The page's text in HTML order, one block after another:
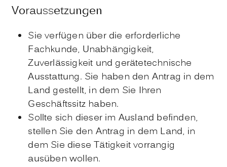
Voraussetzungen
Sie verfügen über die erforderliche
Fachkunde, Unabhängigkeit,
Zuverlässigkeit und gerätetechnische
Ausstattung. Sie haben den Antrag in dem
Land gestellt, in dem Sie Ihren
Geschäftssitz haben.
Sollte sich dieser im Ausland befinden,
stellen Sie den Antrag in dem Land, in
dem Sie diese Tätigkeit vorrangig
ausüben wollen.